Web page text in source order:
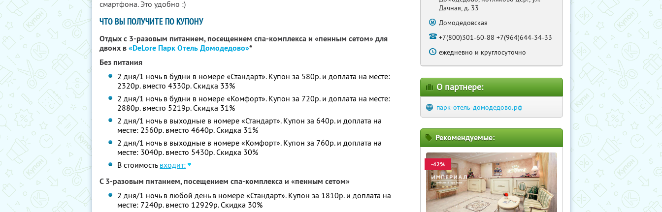
смартфона. Это удобно :)
ЧТО ВЫ ПОЛУЧИТЕ ПО КУПОНУ
Отдых с 3-разовым питанием, посещением спа-комплекса и «пенным сетом» для
двоих в«DeLore Парк Отель Домодедово»*
Без питания
2 дня/1 ночь в будни в номере «Стандарт». Купон за 580р. и доплата на месте:
2320р. вместо 4330р. Скидка 33%
2 дня/1 ночь в будни в номере «Комфорт». Купон за 720р. и доплата на месте:
2880р. вместо 5219р. Скидка 31%
2 дня/1 ночь в выходные в номере «Стандарт». Купон за 640р. и доплата на
месте: 2560р. вместо 4640р. Скидка 31%
2 дня/1 ночь в выходные в номере «Комфорт». Купон за 760р. и доплата на
месте: 3040р. вместо 5430р. Скидка 30%
В стоимость входит:
С 3-разовым питанием, посещением спа-комплекса и «пенным сетом»
2 дня/1 ночь в любой день в номере «Стандарт». Купон за 1810р. и доплата на
месте: 7240р. вместо 12929р. Скидка 30%
Дачная, д. 33
Домодедовская
+7(800)301-60-88 +7(964)644-34-33
ежедневно и круглосуточно
О партнере:
парк-отель-домодедово.рф
Рекомендуемые:
-42%